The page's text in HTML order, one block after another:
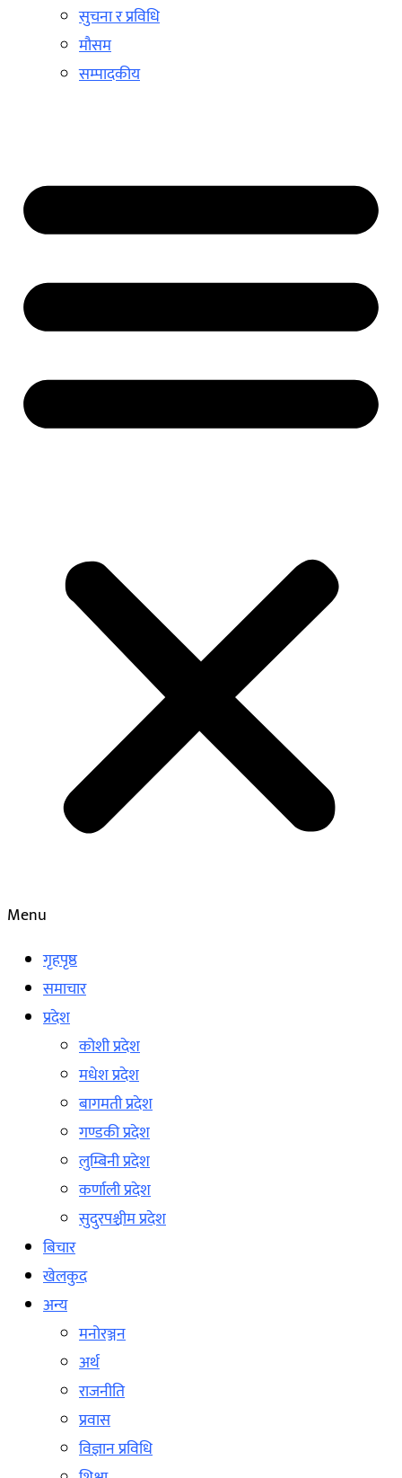
सुचना र प्रविधि
मौसम
सम्पादकीय
Menu
गृहपृष्ठ
समाचार
प्रदेश
कोशी प्रदेश
मधेश प्रदेश
बागमती प्रदेश
गण्डकी प्रदेश
लुम्बिनी प्रदेश
कर्णाली प्रदेश
सुदुरपश्चीम प्रदेश
बिचार
खेलकुद
अन्य
मनोरञ्जन
अर्थ
राजनीति
प्रवास
विज्ञान प्रविधि